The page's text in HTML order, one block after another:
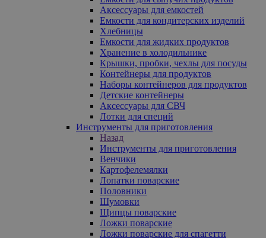
Аксессуары для емкостей
Емкости для кондитерских изделий
Хлебницы
Емкости для жидких продуктов
Хранение в холодильнике
Крышки, пробки, чехлы для посуды
Контейнеры для продуктов
Наборы контейнеров для продуктов
Детские контейнеры
Аксессуары для СВЧ
Лотки для специй
Инструменты для приготовления
Назад
Инструменты для приготовления
Венчики
Картофелемялки
Лопатки поварские
Половники
Шумовки
Щипцы поварские
Ложки поварские
Ложки поварские для спагетти